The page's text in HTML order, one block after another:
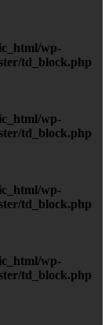
wp-
td_block.php
wp-
td_block.php
wp-
td_block.php
wp-
td_block.php